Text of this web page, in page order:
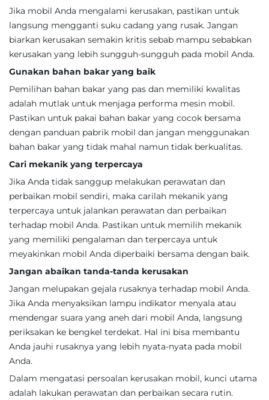
Jika mobil Anda mengalami kerusakan, pastikan untuk
langsung mengganti suku cadang yang rusak. Jangan
biarkan kerusakan semakin kritis sebab mampu sebabkan
kerusakan yang lebih sungguh-sungguh pada mobil Anda.
Gunakan bahan bakar yang baik
Pemilihan bahan bakar yang pas dan memiliki kwalitas
adalah mutlak untuk menjaga performa mesin mobil.
Pastikan untuk pakai bahan bakar yang cocok bersama
dengan panduan pabrik mobil dan jangan menggunakan
bahan bakar yang tidak mahal namun tidak berkualitas.
Cari mekanik yang terpercaya
Jika Anda tidak sanggup melakukan perawatan dan
perbaikan mobil sendiri, maka carilah mekanik yang
terpercaya untuk jalankan perawatan dan perbaikan
terhadap mobil Anda. Pastikan untuk memilih mekanik
yang memiliki pengalaman dan terpercaya untuk
meyakinkan mobil Anda diperbaiki bersama dengan baik.
Jangan abaikan tanda-tanda kerusakan
Jangan melupakan gejala rusaknya terhadap mobil Anda.
Jika Anda menyaksikan lampu indikator menyala atau
mendengar suara yang aneh dari mobil Anda, langsung
periksakan ke bengkel terdekat. Hal ini bisa membantu
Anda jauhi rusaknya yang lebih nyata-nyata pada mobil
Anda.
Dalam mengatasi persoalan kerusakan mobil, kunci utama
adalah lakukan perawatan dan perbaikan secara rutin.